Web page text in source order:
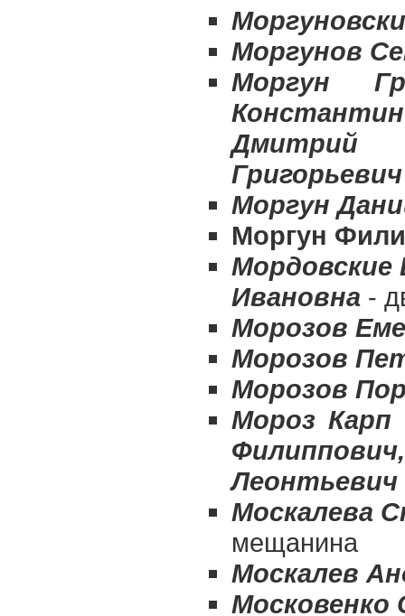
Моргунов
Моргун
Дмитрий
Григорьевич
Моргун
Моргун
Ивановна-
Морозов
Морозов
Морозов
Мороз Карп
Леонтьевич
Москалева
мещанина
Москалев
Московенко